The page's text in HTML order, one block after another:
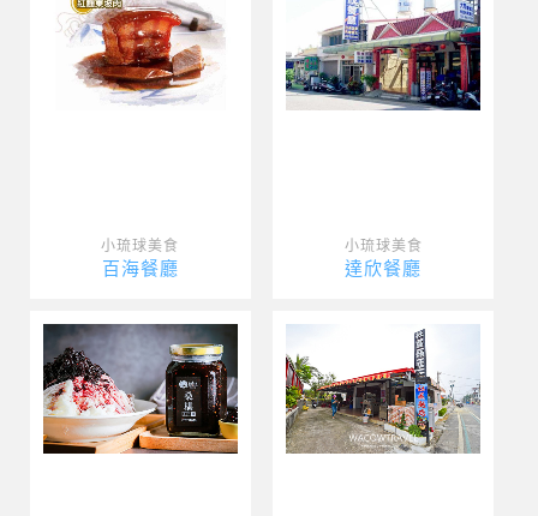
小琉球美食
百海餐廳
小琉球美食
達欣餐廳